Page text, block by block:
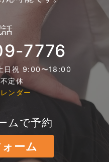
7776
日祝 9:00〜18:00
定休
ンダー
ムで予約
ーム